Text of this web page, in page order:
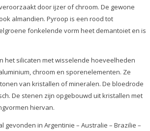
door ijzer of chroom. De gewone
almandien. Pyroop is een rood tot
fonkelende vorm heet demantoiet en is
het silicaten met wisselende hoeveelheden
chroom en sporenelementen. Ze
van kristallen of mineralen. De bloedrode
De stenen zijn opgebouwd uit kristallen met
hiervan.
gevonden in Argentinie – Australie – Brazilie –